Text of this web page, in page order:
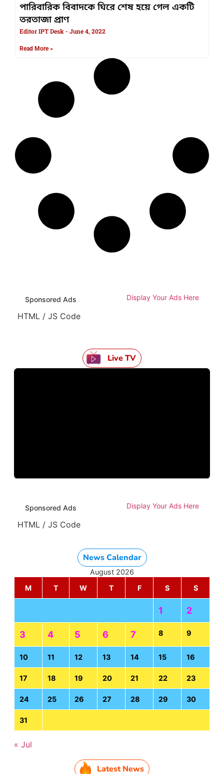
পারিবারিক বিবাদকে ঘিরে শেষ হয়ে গেল একটি
তরতাজা প্রাণ
Editor IPT Desk June 4, 2022
Read More »
Sponsored Ads Display Your Ads Here
HTML / JS Code
Live TV
Sponsored Ads Display Your Ads Here
HTML / JS Code
News Calendar
August 2026
M
T W T F S S
1 2
3 4 5 6 7 8 9
10 11 12 13 14 15 16
17 18 19 20 21 22 23
24 25 26 27 28 29 30
31
« Jul
Latest News